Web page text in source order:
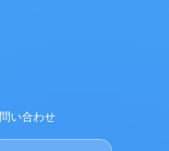
い合わせ